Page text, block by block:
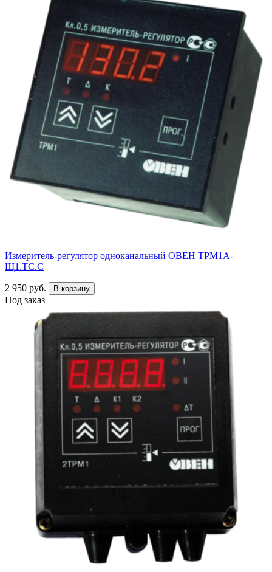
Измеритель-регулятор одноканальный ОВЕН ТРМ1А-
Щ1.ТС.С
2 950 руб. В корзину
Под заказ